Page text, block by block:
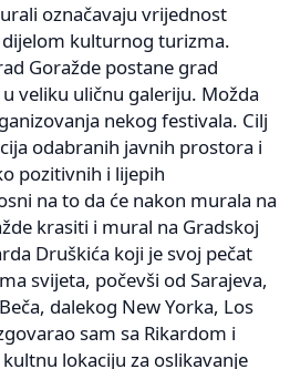
označavaju vrijednost
kulturnog turizma.
Goražde postane grad
veliku uličnu galeriju. Možda
nekog festivala. Cilj
odabranih javnih prostora i
pozitivnih i lijepih
na to da će nakon murala na
krasiti i mural na Gradskoj
Druškića koji je svoj pečat
svijeta, počevši od Sarajeva,
dalekog New Yorka, Los
sam sa Rikardom i
lokaciju za oslikavanje